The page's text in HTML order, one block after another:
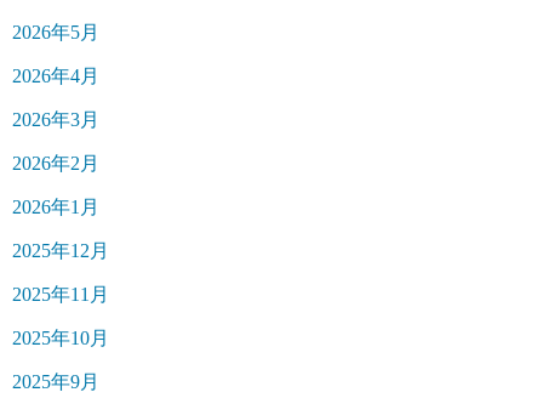
2026年5月
2026年4月
2026年3月
2026年2月
2026年1月
2025年12月
2025年11月
2025年10月
2025年9月